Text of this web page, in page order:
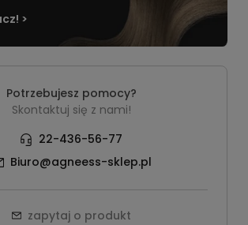
>
Potrzebujesz pomocy?
Skontaktuj się z nami!
22-436-56-77
Biuro@agneess-sklep.pl
zapytaj o produkt